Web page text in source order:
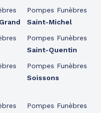
Pompes Funèbres
Saint-Michel
Pompes Funèbres
Saint-Quentin
Pompes Funèbres
Soissons
Pompes Funèbres